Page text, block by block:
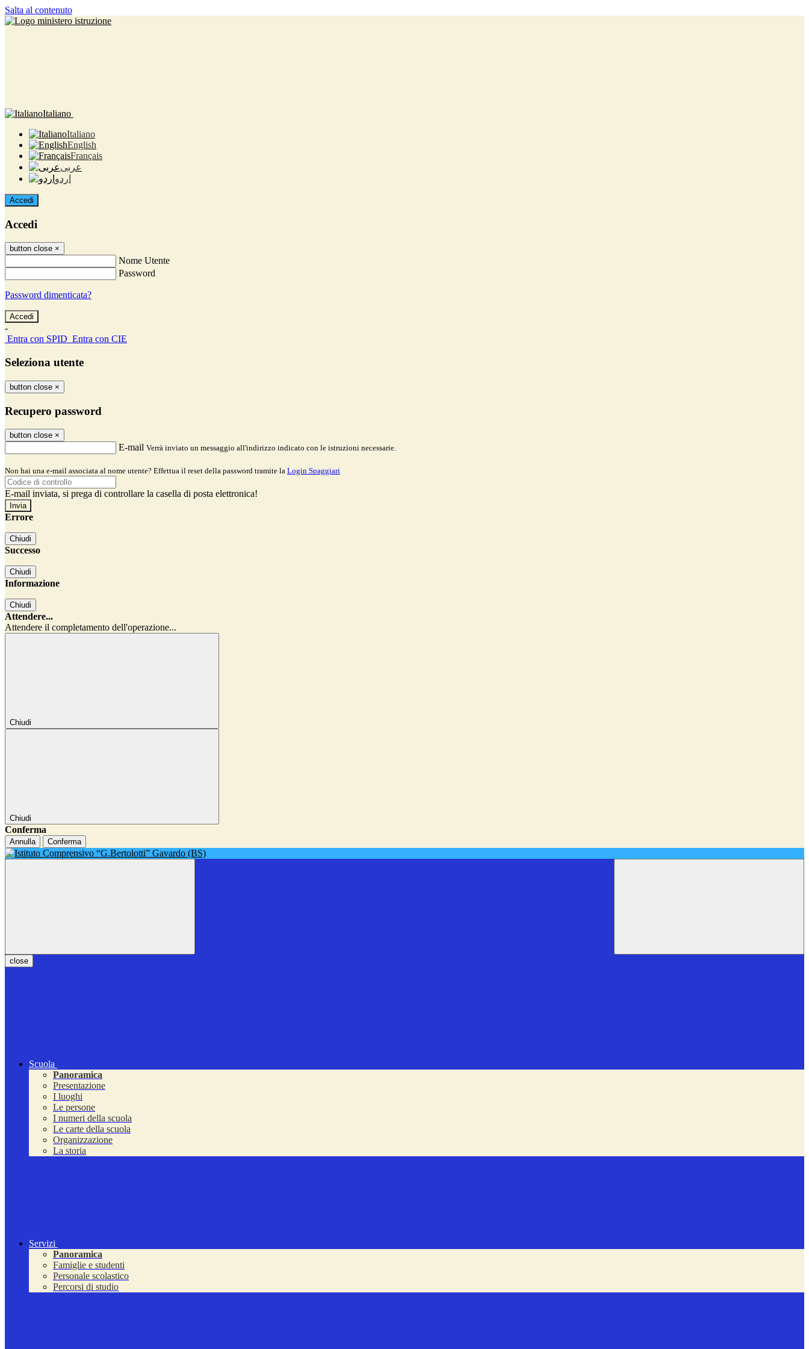
Salta al contenuto
Italiano
Italiano
English
Français
عربى
اردو
Accedi
Accedi
button close ×
Nome Utente
Password
Password dimenticata?
-
Entra con SPID Entra con CIE
Seleziona utente
button close ×
Recupero password
button close ×
E-mail Verrà inviato un messaggio all'indirizzo indicato con le istruzioni necessarie.
Non hai una e-mail associata al nome utente? Effettua il reset della password tramite la Login Spaggiari
E-mail inviata, si prega di controllare la casella di posta elettronica!
Errore
Chiudi
Successo
Chiudi
Informazione
Chiudi
Attendere...
Attendere il completamento dell'operazione...
Chiudi
Chiudi
Conferma
Annulla Conferma
close
Scuola
Panoramica
Presentazione
I luoghi
Le persone
I numeri della scuola
Le carte della scuola
Organizzazione
La storia
Servizi
Panoramica
Famiglie e studenti
Personale scolastico
Percorsi di studio